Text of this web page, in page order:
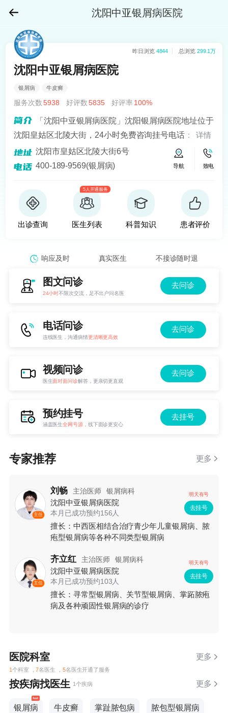
沈阳中亚银屑病医院
昨日浏览 4844 总浏览 299.1万
沈阳中亚银屑病医院
银屑病 牛皮癣
服务次数 5938 好评数 5835 好评率 100%
「沈阳中亚银屑病医院」沈阳银屑病医院地址位于
沈阳皇姑区北陵大街，24小时免费咨询挂号电话：400-
189-9569！沈阳中亚在“recell黑色素细胞移植手术”治疗
银屑病上面取得很好的成就。
详情
沈阳市皇姑区北陵大街6号
400-189-9569(银屑病)
导航 致电
出诊查询
5人开通服务
医生列表 科普知识 患者评价
响应及时 真实医生 不接诊随时退
图文问诊
24小时不限次交流，足不出户问名医
去问诊
电话问诊
连线医生，沟通病情更清晰更高效
去问诊
视频问诊
医生面对面问诊解答，更亲切更直观
去问诊
预约挂号
涵盖医生全网号源，线下面诊更安心
去挂号
专家推荐 更多
主任
刘畅 主治医师 银屑病科
沈阳中亚银屑病医院
本月已成功预约156人
明天有号
去挂号
擅长：中西医相结合治疗青少年儿童银屑病、脓
疱型银屑病等各种不同类型银屑病
主任
齐立红 主治医师 银屑病科
沈阳中亚银屑病医院
本月已成功预约103人
明天有号
去挂号
擅长：寻常型银屑病、关节型银屑病、掌跖脓疱
病及各种顽固性银屑病的诊疗
医院科室 更多
1个科室 ，7名医生 ， 5名医生开通了服务
按疾病找医生 1个疾病 更多
银屑病 牛皮癣 掌趾脓包病 脓包型银屑病